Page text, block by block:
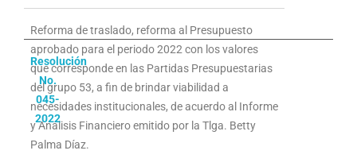
Reforma de traslado, reforma al Presupuesto
aprobado para el periodo 2022 con los valores
que corresponde en las Partidas Presupuestarias
del grupo 53, a fin de brindar viabilidad a
necesidades institucionales, de acuerdo al Informe
y Análisis Financiero emitido por la Tlga. Betty
Palma Díaz.
Resolución
No.
045-
2022